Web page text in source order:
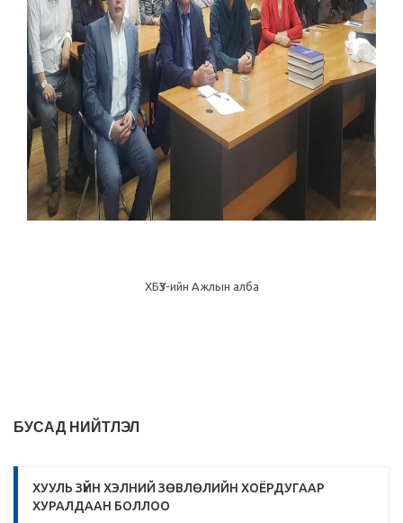
ХБҮЗ-ийн Ажлын алба
БУСАД НИЙТЛЭЛ
ХУУЛЬ ЗҮЙН ХЭЛНИЙ ЗӨВЛӨЛИЙН ХОЁРДУГААР
ХУРАЛДААН БОЛЛОО